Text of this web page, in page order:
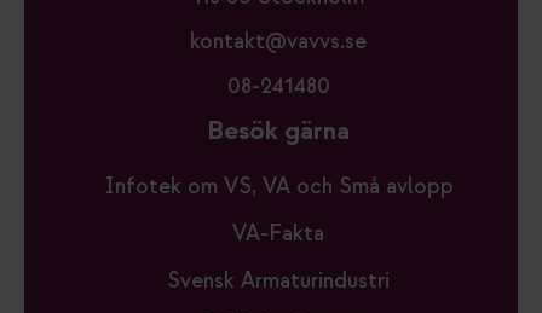
kontakt@vavvs.se
08-241480
Besök gärna
Infotek om VS, VA och Små avlopp
VA-Fakta
Svensk Armaturindustri